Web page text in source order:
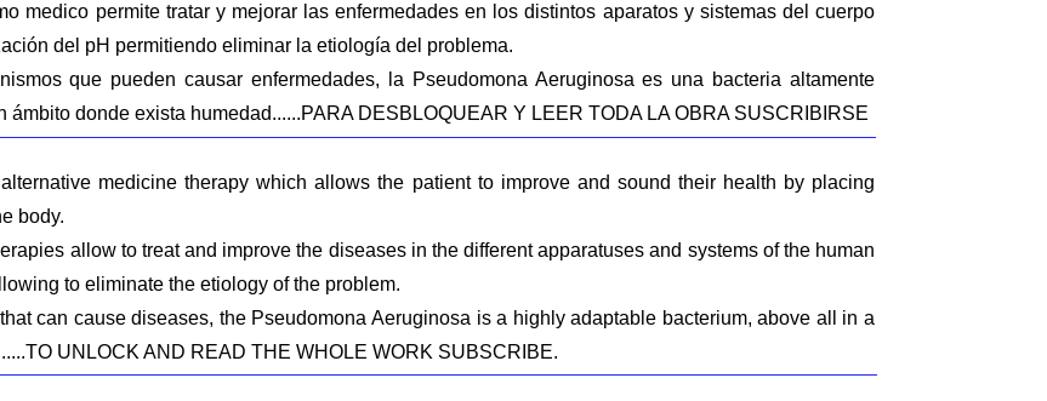
medico permite tratar y mejorar las enfermedades en los distintos aparatos y sistemas del cuerpo
del pH permitiendo eliminar la etiología del problema.
que pueden causar enfermedades, la Pseudomona Aeruginosa es una bacteria altamente
ámbito donde exista humedad......PARA DESBLOQUEAR Y LEER TODA LA OBRA SUSCRIBIRSE
medicine therapy which allows the patient to improve and sound their health by placing
body.
allow to treat and improve the diseases in the different apparatuses and systems of the human
to eliminate the etiology of the problem.
can cause diseases, the Pseudomona Aeruginosa is a highly adaptable bacterium, above all in a
UNLOCK AND READ THE WHOLE WORK SUBSCRIBE.